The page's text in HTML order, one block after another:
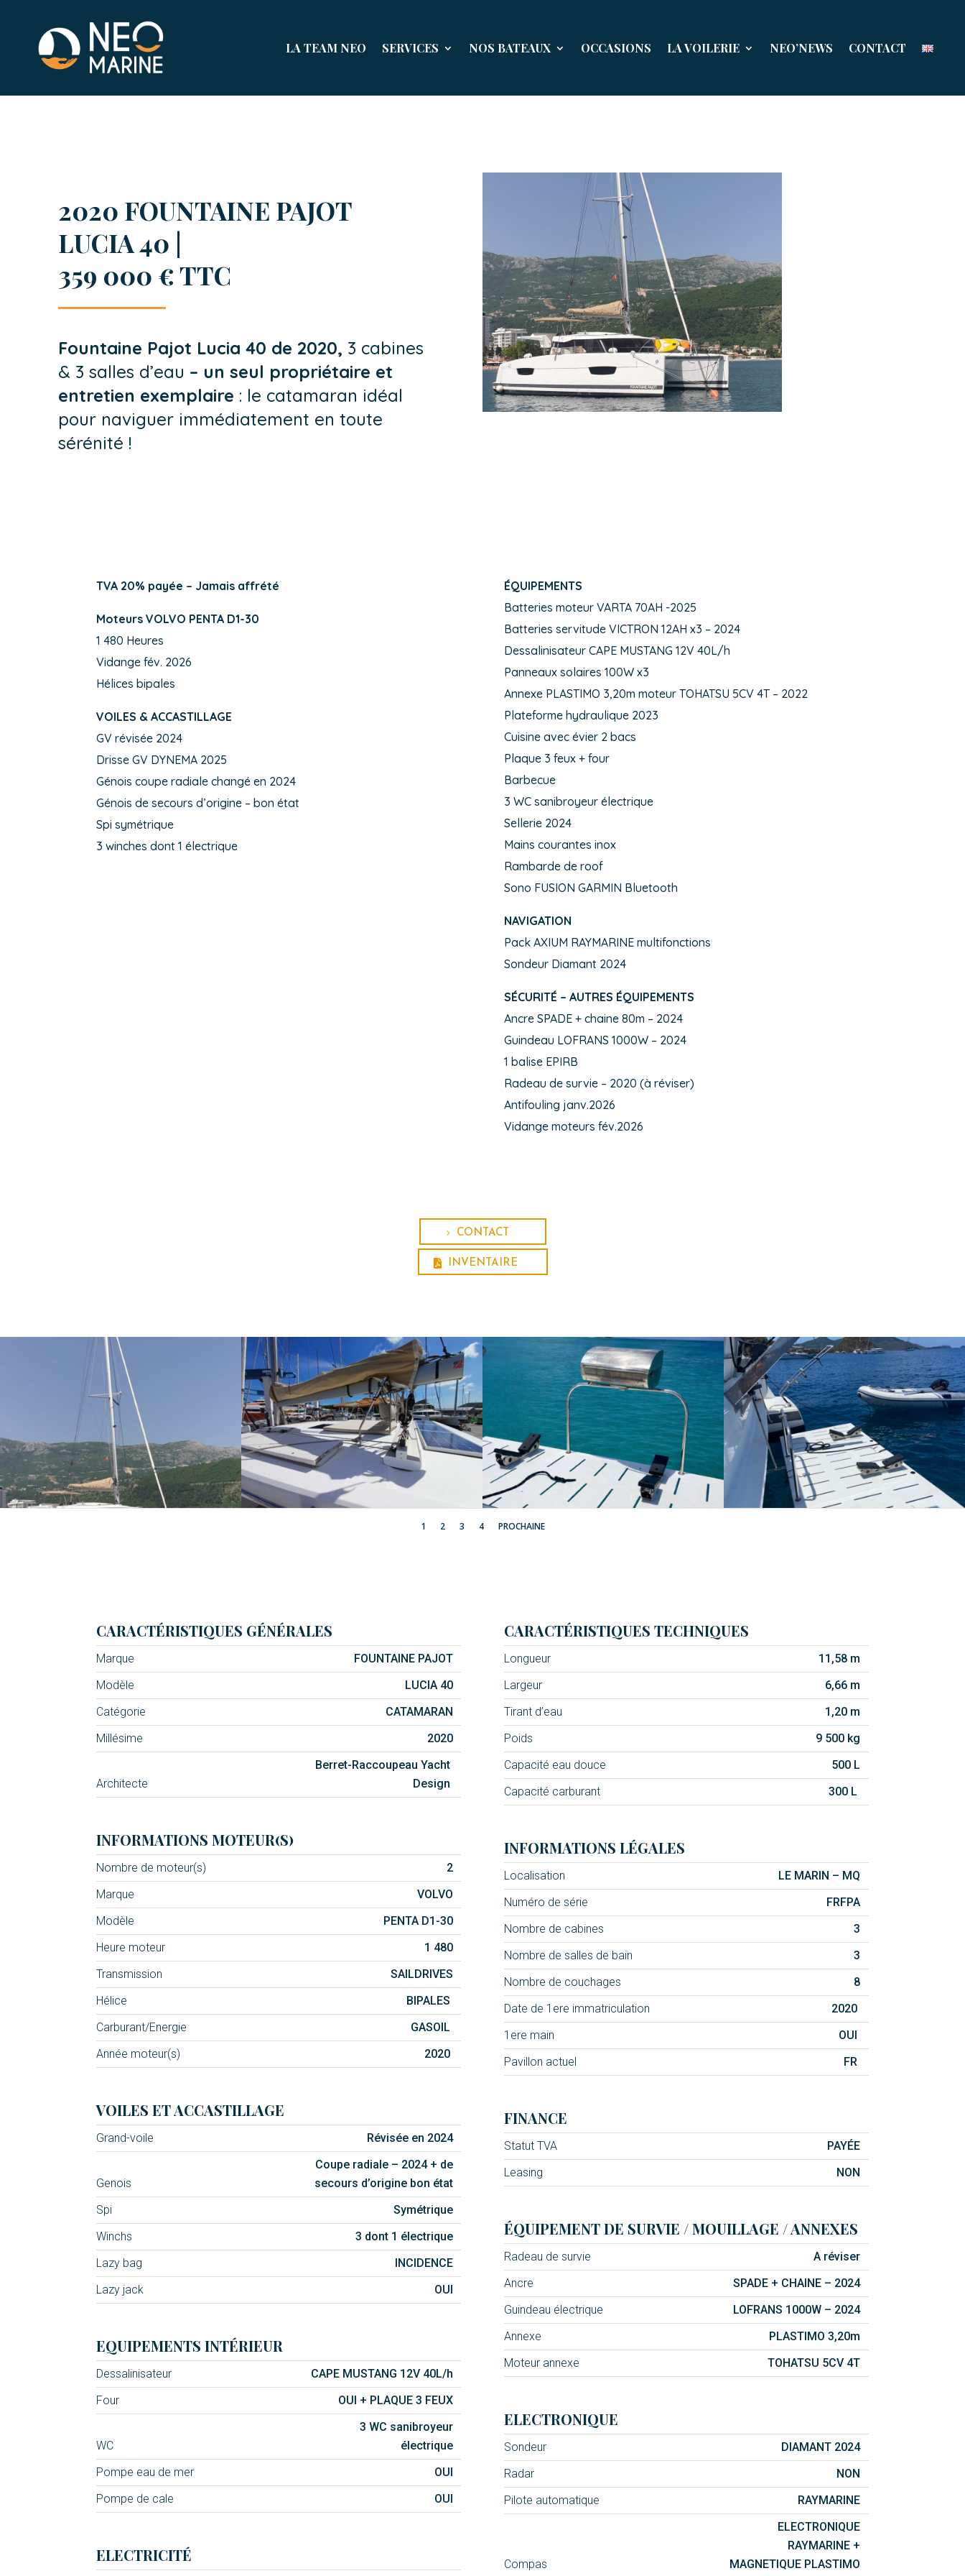
LA TEAM NEO SERVICES NOS BATEAUX OCCASIONS LA VOILERIE NEO’NEWS CONTACT
2020 FOUNTAINE PAJOT
LUCIA 40 |
359 000 € TTC
Fountaine Pajot Lucia 40 de 2020, 3 cabines
& 3 salles d’eau – un seul propriétaire et
entretien exemplaire : le catamaran idéal
pour naviguer immédiatement en toute
sérénité !
TVA 20% payée – Jamais affrété
Moteurs VOLVO PENTA D1-30
1 480 Heures
Vidange fév. 2026
Hélices bipales
VOILES & ACCASTILLAGE
GV révisée 2024
Drisse GV DYNEMA 2025
Génois coupe radiale changé en 2024
Génois de secours d’origine – bon état
Spi symétrique
3 winches dont 1 électrique
ÉQUIPEMENTS
Batteries moteur VARTA 70AH -2025
Batteries servitude VICTRON 12AH x3 – 2024
Dessalinisateur CAPE MUSTANG 12V 40L/h
Panneaux solaires 100W x3
Annexe PLASTIMO 3,20m moteur TOHATSU 5CV 4T – 2022
Plateforme hydraulique 2023
Cuisine avec évier 2 bacs
Plaque 3 feux + four
Barbecue
3 WC sanibroyeur électrique
Sellerie 2024
Mains courantes inox
Rambarde de roof
Sono FUSION GARMIN Bluetooth
NAVIGATION
Pack AXIUM RAYMARINE multifonctions
Sondeur Diamant 2024
SÉCURITÉ – AUTRES ÉQUIPEMENTS
Ancre SPADE + chaine 80m – 2024
Guindeau LOFRANS 1000W – 2024
1 balise EPIRB
Radeau de survie – 2020 (à réviser)
Antifouling janv.2026
Vidange moteurs fév.2026
CONTACT
INVENTAIRE
1 2 3 4 PROCHAINE
CARACTÉRISTIQUES GÉNÉRALES
Marque
FOUNTAINE PAJOT
Modèle
LUCIA 40
Catégorie
CATAMARAN
Millésime
2020
Architecte
Berret-Raccoupeau Yacht
Design
INFORMATIONS MOTEUR(S)
Nombre de moteur(s)
2
Marque
VOLVO
Modèle
PENTA D1-30
Heure moteur
1 480
Transmission
SAILDRIVES
Hélice
BIPALES
Carburant/Energie
GASOIL
Année moteur(s)
2020
VOILES ET ACCASTILLAGE
Grand-voile Révisée en 2024
Genois
Coupe radiale – 2024 + de
secours d’origine bon état
Spi
Symétrique
Winchs
3 dont 1 électrique
Lazy bag
INCIDENCE
Lazy jack
OUI
EQUIPEMENTS INTÉRIEUR
Dessalinisateur
CAPE MUSTANG 12V 40L/h
Four
OUI + PLAQUE 3 FEUX
WC
3 WC sanibroyeur
électrique
Pompe eau de mer
OUI
Pompe de cale
OUI
ELECTRICITÉ
CARACTÉRISTIQUES TECHNIQUES
Longueur
11,58 m
Largeur
6,66 m
Tirant d’eau
1,20 m
Poids
9 500 kg
Capacité eau douce
500 L
Capacité carburant
300 L
INFORMATIONS LÉGALES
Localisation
LE MARIN – MQ
Numéro de série
FRFPA
Nombre de cabines
3
Nombre de salles de bain
3
Nombre de couchages
8
Date de 1ere immatriculation
2020
1ere main
OUI
Pavillon actuel
FR
FINANCE
Statut TVA
PAYÉE
Leasing
NON
ÉQUIPEMENT DE SURVIE / MOUILLAGE / ANNEXES
Radeau de survie
A réviser
Ancre
SPADE + CHAINE – 2024
Guindeau électrique
LOFRANS 1000W – 2024
Annexe
PLASTIMO 3,20m
Moteur annexe
TOHATSU 5CV 4T
ELECTRONIQUE
Sondeur
DIAMANT 2024
Radar
NON
Pilote automatique
RAYMARINE
Compas
ELECTRONIQUE
RAYMARINE +
MAGNETIQUE PLASTIMO